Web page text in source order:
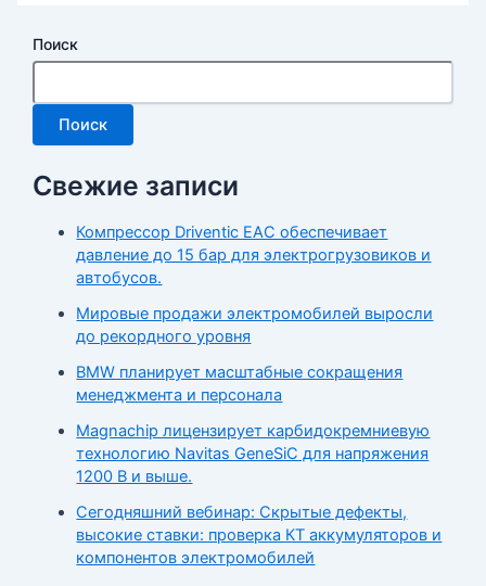
Поиск
Поиск
Свежие записи
Компрессор Driventic EAC обеспечивает
давление до 15 бар для электрогрузовиков и
автобусов.
Мировые продажи электромобилей выросли
до рекордного уровня
BMW планирует масштабные сокращения
менеджмента и персонала
Magnachip лицензирует карбидокремниевую
технологию Navitas GeneSiC для напряжения
1200 В и выше.
Сегодняшний вебинар: Скрытые дефекты,
высокие ставки: проверка КТ аккумуляторов и
компонентов электромобилей